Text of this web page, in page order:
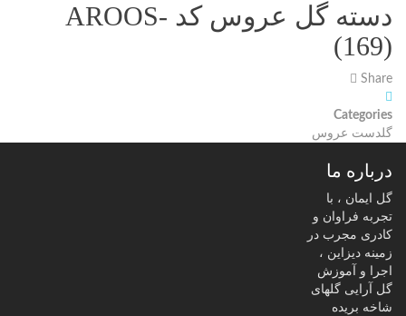
دسته گل عروس کد AROOS-
(169)
Share
Categories
گلدست عروس
درباره ما
گل ایمان ، با
تجربه فراوان و
کادری مجرب در
زمینه دیزاین ،
اجرا و آموزش
گل آرایی گلهای
شاخه بریده